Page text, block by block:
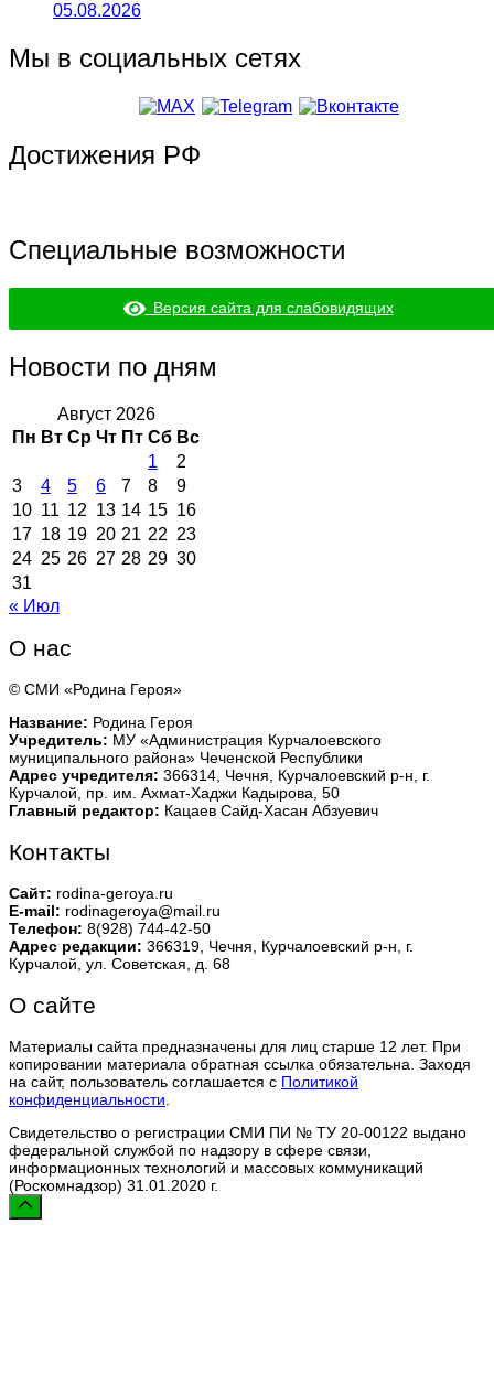
05.08.2026
Мы в социальных сетях
Достижения РФ
Специальные возможности
Версия сайта для слабовидящих
Новости по дням
Август 2026
Пн Вт Ср Чт Пт Сб Вс
1
2
3
4 5 6 7 8
9
10 11 12 13 14 15 16
17 18 19 20 21 22 23
24 25 26 27 28 29 30
31
« Июл
О нас
© СМИ «Родина Героя»
Название: Родина Героя
Учредитель: МУ «Администрация Курчалоевского
муниципального района» Чеченской Республики
Адрес учредителя: 366314, Чечня, Курчалоевский р-н, г.
Курчалой, пр. им. Ахмат-Хаджи Кадырова, 50
Главный редактор: Кацаев Сайд-Хасан Абзуевич
Контакты
Сайт: rodina-geroya.ru
E-mail: rodinageroya@mail.ru
Телефон: 8(928) 744-42-50
Адрес редакции: 366319, Чечня, Курчалоевский р-н, г.
Курчалой, ул. Советская, д. 68
О сайте
Материалы сайта предназначены для лиц старше 12 лет. При
копировании материала обратная ссылка обязательна. Заходя
на сайт, пользователь соглашается с Политикой
конфиденциальности